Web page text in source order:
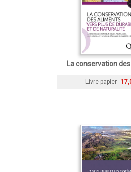
La conservation
Livre papier